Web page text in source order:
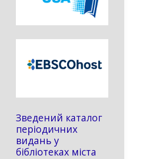
Зведений каталог
періодичних
видань у
бібліотеках міста